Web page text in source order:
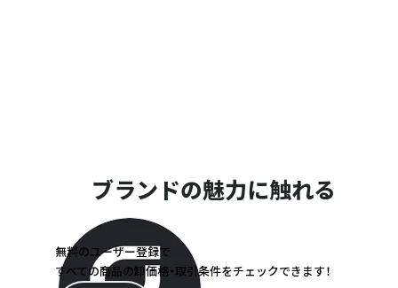
ブランドの魅力に触れる
無料のユーザー登録で
すべての商品の卸価格・取引条件をチェックできます！